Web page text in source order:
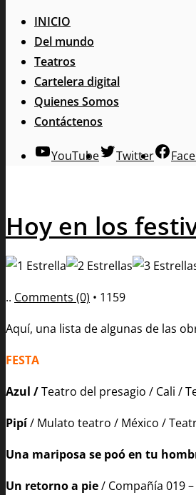
INICIO
Del mundo
Teatros
Cartelera digital
Quienes Somos
Contáctenos
YouTube Twitter
Hoy en los
.. Comments (0) • 1159
Aquí, una lista de algunas de las
FESTA
Azul /Teatro del presagio / Cali /
Pipí/ Mulato teatro / México /
Una mariposa se poó en tu
Un retorno a pie/ Compañía 019